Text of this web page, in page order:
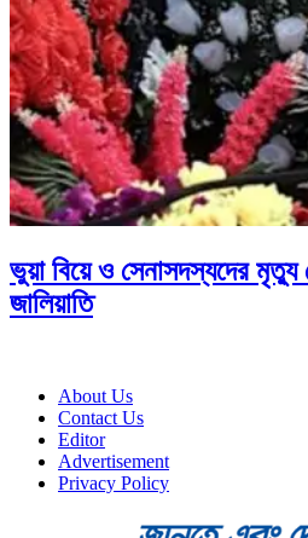
ভুয়া বিয়ে ও সেনাসদস্যদের মৃত্যু
জালিয়াতি
About Us
Contact Us
Editor
Advertisement
Privacy Policy